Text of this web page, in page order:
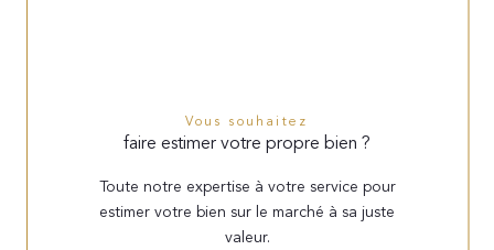
Vous souhaitez
faire estimer votre propre bien ?
Toute notre expertise à votre service pour
estimer votre bien sur le marché à sa juste
valeur.